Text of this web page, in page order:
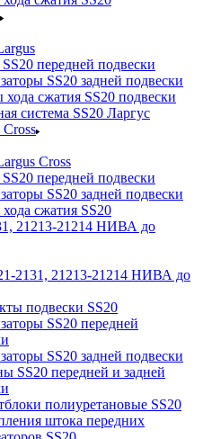
передней подвески
SS20 задней подвески
сжатия SS20 подвески
система SS20 Ларгус
Cross
передней подвески
SS20 задней подвески
сжатия SS20
21213-21214 НИВА до
2131, 21213-21214 НИВА до
подвески SS20
SS20 передней
SS20 задней подвески
SS20 передней и задней
полиуретановые SS20
штока передних